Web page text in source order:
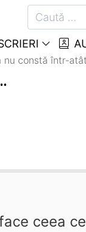
nu constă într-
ceea